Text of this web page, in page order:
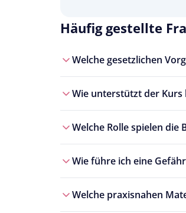
Häufig gestellte
Welche gesetzlichen
Wie unterstützt der
Welche Rolle spielen
Wie führe ich eine
Welche praxisnahen